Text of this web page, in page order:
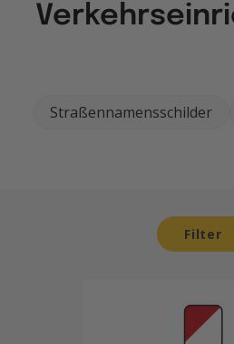
Straßennamensschilder
Filter